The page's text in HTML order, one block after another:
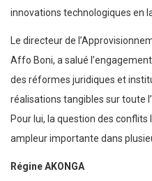
innovations technologiques en
Le directeur de
Affo Boni, a salué
des réformes juridiques et
réalisations tangibles sur toute
Pour lui, la question des conflits
ampleur importante dans
Régine AKONGA